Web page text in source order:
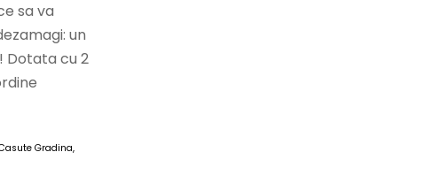
sa va
un
Dotata cu 2
Gradina,